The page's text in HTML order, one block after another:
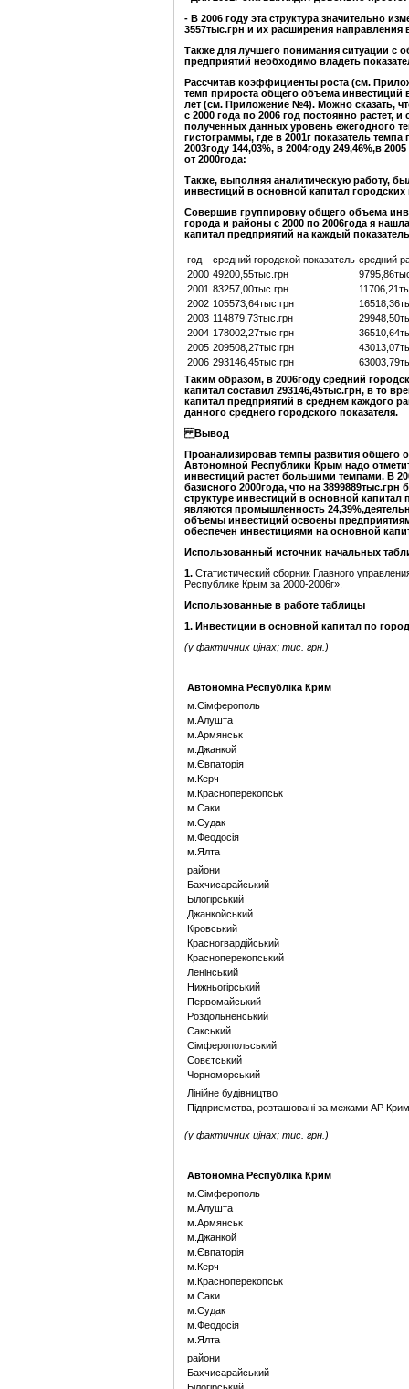
- В 2006 году эта структура значительно
3557тыс.грн и их расширения
Также для лучшего понимания ситуации с
предприятий необходимо владеть
Рассчитав коэффициенты роста (см.
темп прироста общего объема инвестиций
лет (см. Приложение №4). Можно сказать,
с 2000 года по 2006 год постоянно растет,
полученных данных уровень ежегодного
гистограммы, где в 2001г показатель темпа
2003году 144,03%, в 2004году 249,46%,в
от 2000года:
Также, выполняя аналитическую работу,
инвестиций в основной капитал
Совершив группировку общего объема
города и районы с 2000 по 2006года я
капитал предприятий на каждый
год средний городской показатель средний
2000 49200,55тыс.грн
2001 83257,00тыс.грн
2002 105573,64тыс.грн
2003 114879,73тыс.грн
2004 178002,27тыс.грн
2005 209508,27тыс.грн
2006 293146,45тыс.грн
Таким образом, в 2006году средний
капитал составил 293146,45тыс.грн, в то
капитал предприятий в среднем каждого
данного среднего городского показателя.
Вывод
Проанализировав темпы развития общего
Автономной Республики Крым надо
инвестиций растет большими темпами. В
базисного 2000года, что на
структуре инвестиций в основной
являются промышленность
объемы инвестиций освоены
обеспечен инвестициями на основной
Использованный источник начальных
1. Статистический сборник Главного
Республике Крым за 2000-2006г».
Использованные в работе таблицы
1. Инвестиции в основной капитал по
(у фактичних цінах; тис. грн.)
Автономна Республіка Крим
м.Сімферополь
м.Алушта
м.Армянськ
м.Джанкой
м.Євпаторія
м.Керч
м.Красноперекопськ
м.Саки
м.Судак
м.Феодосія
м.Ялта
райони
Бахчисарайський
Білогірський
Джанкойський
Кіровський
Красногвардійський
Красноперекопський
Ленінський
Нижньогірський
Первомайський
Роздольненський
Сакський
Сімферопольський
Совєтський
Чорноморський
Лінійне будівництво
Підприємства, розташовані за межами АР Крим
(у фактичних цінах; тис. грн.)
Автономна Республіка Крим
м.Сімферополь
м.Алушта
м.Армянськ
м.Джанкой
м.Євпаторія
м.Керч
м.Красноперекопськ
м.Саки
м.Судак
м.Феодосія
м.Ялта
райони
Бахчисарайський